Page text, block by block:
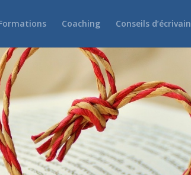
Coaching Conseils d’écrivain